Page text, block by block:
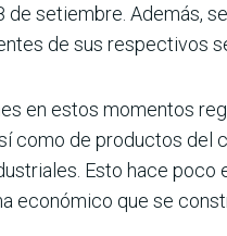
de setiembre. Además,
de sus respectivos
en estos momentos
como de productos del
Esto hace poco
económico que se